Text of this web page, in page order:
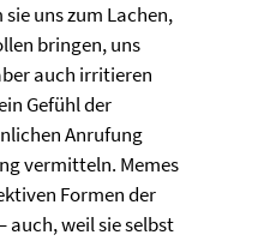
uns zum Lachen,
bringen, uns
auch irritieren
Gefühl der
Anrufung
vermitteln. Memes
Formen der
weil sie selbst